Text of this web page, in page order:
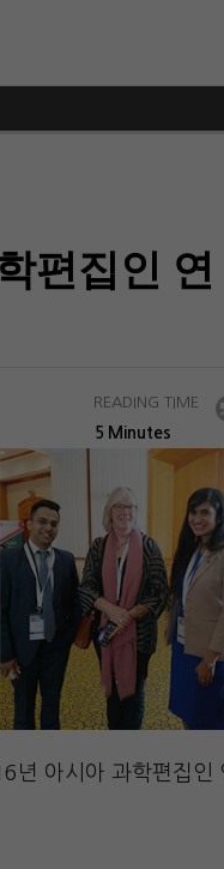
편집인 연
READING TIME
5 Minutes
년 아시아 과학편집인